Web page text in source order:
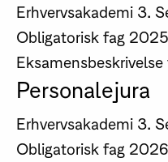
Erhvervsakademi 3.
Obligatorisk fag
Personalejura
Erhvervsakademi 3.
Obligatorisk fag